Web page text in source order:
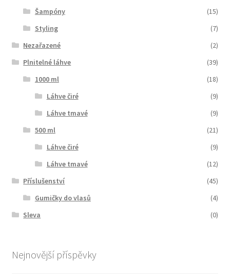
Šampóny
(15)
Styling
(7)
Nezařazené
(2)
Plnitelné láhve
(39)
1000 ml
(18)
Láhve čiré
(9)
Láhve tmavé
(9)
500 ml
(21)
Láhve čiré
(9)
Láhve tmavé
(12)
Příslušenství
(45)
Gumičky do vlasů
(4)
Sleva
(0)
Nejnovější příspěvky